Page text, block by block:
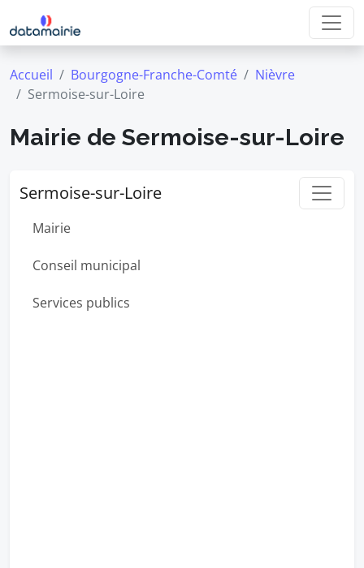
Accueil Bourgogne-Franche-Comté
Nièvre
Sermoise-sur-Loire
Mairie de Sermoise-sur-Loire
Sermoise-sur-Loire
Mairie
Conseil municipal
Services publics